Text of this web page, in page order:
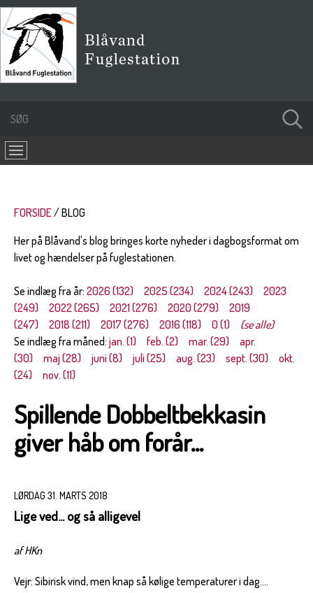
FORSIDE
BLOG
Her på Blåvand's blog bringes korte nyheder i dagbogsformat om
livet og hændelser på fuglestationen.
Se indlæg fra år: 2026 (132) 2025 (234) 2024 (243)
2023
(249)
2022 (265) 2021 (276) 2020 (279)
2019
(247)
2018 (211) 2017 (276) 2016 (118) 0 (1)
(se alle)
Se indlæg fra måned: jan. (1) feb. (2) mar. (29)
apr.
(30)
maj (28) juni (8) juli (25) aug. (23) sept. (30)
okt.
(24)
nov. (11)
Spillende Dobbeltbekkasin
giver håb om forår...
LØRDAG 31. MARTS 2018
Lige ved... og så alligevel
af HKn
Vejr: Sibirisk vind, men knap så kølige temperaturer i dag....